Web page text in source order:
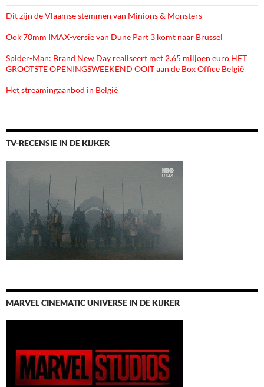
Dit zijn de Vlaamse stemmen van Minions & Monsters
Ook 70mm IMAX-versie van Dune Part 3 komt naar Brussel
Spider-Man: Brand New Day realiseert met 2.65 miljoen euro HET
GROOTSTE OPENINGSWEEKEND OOIT aan de Box Office België
Het streamingaanbod in België
TV-RECENSIE IN DE KIJKER
MARVEL CINEMATIC UNIVERSE IN DE KIJKER